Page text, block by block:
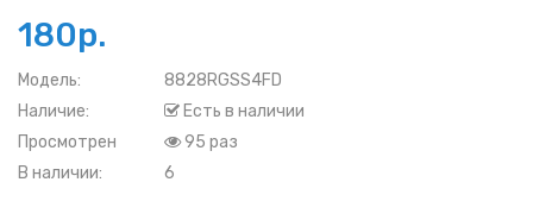
180р.
Модель:
8828RGSS4FD
Наличие:
Есть в наличии
Просмотрен
95 раз
В наличии:
6